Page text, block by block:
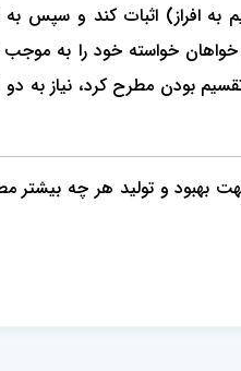
افراز) اثبات کند و سپس به
خواهان خواسته خود را به
بودن مطرح کرد، نیاز به دو
بهبود و تولید هر چه بیشتر